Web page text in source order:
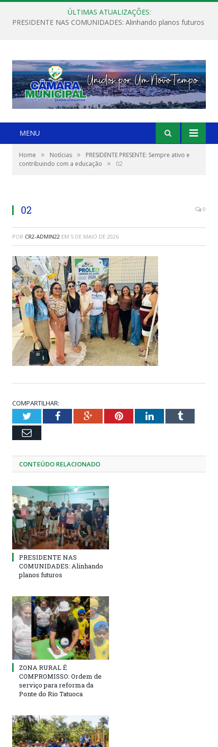
ÚLTIMAS ATUALIZAÇÕES:
PRESIDENTE NAS COMUNIDADES: Alinhando planos futuros
MENU
Home » Notícias »
PRESIDENTE PRESENTE: Sempre ativo e
contribuindo com a educação
» 02
02 0
POR CR2-ADMIN22 EM 5 DE MAIO DE 2026
COMPARTILHAR:
TwitterFacebookGoogle+PinterestLinkedInTumblr
Email
CONTEÚDO RELACIONADO
PRESIDENTE NAS
COMUNIDADES: Alinhando
planos futuros
ZONA RURAL É
COMPROMISSO: Ordem de
serviço para reforma da
Ponte do Rio Tatuoca